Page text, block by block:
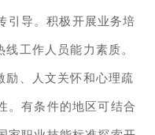
引导。积极开展业务培
工作人员能力素质。
励、人文关怀和心理疏
。有条件的地区可结合